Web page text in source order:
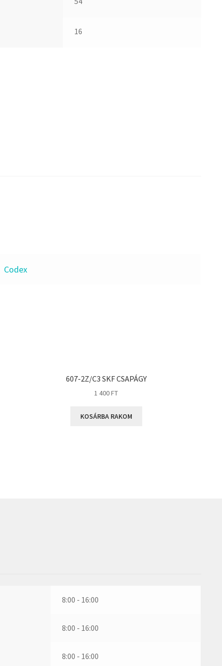
16
Codex
607-2Z/C3 SKF CSAPÁGY
1 400FT
KOSÁRBA RAKOM
8:00 - 16:00
8:00 - 16:00
8:00 - 16:00